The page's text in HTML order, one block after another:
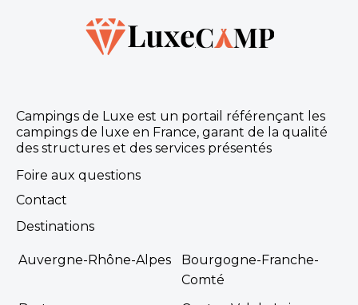
Campings de Luxe est un portail référençant les
campings de luxe en France, garant de la qualité
des structures et des services présentés
Foire aux questions
Contact
Destinations
Auvergne-Rhône-Alpes
Bourgogne-Franche-
Comté